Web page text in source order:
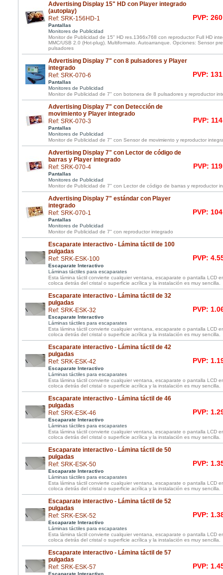
Advertising Display 15" HD con Player integrado
(autoplay)
Ref: SRK-156HD-1
Pantallas
Monitores de Publicidad
PVP:
Monitor de Publicidad de 15" HD res.1366x768 con reproductor Full HD
MMC/USB 2.0 (Hot-plug). Multiformato. Autoarranque. Opciones: Sensor
pulsadores
Advertising Display 7" con 8 pulsadores y Player
integrado
Ref: SRK-070-6
Pantallas
Monitores de Publicidad
PVP:
Monitor de Publicidad de 7" con botonera de 8 pulsadores y reproductor
Advertising Display 7" con Detección de
movimiento y Player integrado
Ref: SRK-070-3
Pantallas
Monitores de Publicidad
PVP:
Monitor de Publicidad de 7" con Sensor de movimiento y reproductor
Advertising Display 7" con Lector de código de
barras y Player integrado
Ref: SRK-070-4
Pantallas
Monitores de Publicidad
PVP:
Monitor de Publicidad de 7" con Lector de código de barras y reproductor
Advertising Display 7" estándar con Player
integrado
Ref: SRK-070-1
Pantallas
Monitores de Publicidad
PVP:
Monitor de Publicidad de 7" con reproductor integrado
Escaparate interactivo - Lámina táctil de 100
pulgadas
Ref: SRK-ESK-100
Escaparate Interactivo
Láminas táctiles para escaparates
PVP:
Esta lámina táctil convierte cualquier ventana, escaparate o pantalla LCD
coloca detrás del cristal o superficie acrílica y la instalación es muy sencilla.
Escaparate interactivo - Lámina táctil de 32
pulgadas
Ref: SRK-ESK-32
Escaparate Interactivo
Láminas táctiles para escaparates
PVP:
Esta lámina táctil convierte cualquier ventana, escaparate o pantalla LCD
coloca detrás del cristal o superficie acrílica y la instalación es muy sencilla.
Escaparate interactivo - Lámina táctil de 42
pulgadas
Ref: SRK-ESK-42
Escaparate Interactivo
Láminas táctiles para escaparates
PVP:
Esta lámina táctil convierte cualquier ventana, escaparate o pantalla LCD
coloca detrás del cristal o superficie acrílica y la instalación es muy sencilla.
Escaparate interactivo - Lámina táctil de 46
pulgadas
Ref: SRK-ESK-46
Escaparate Interactivo
Láminas táctiles para escaparates
PVP:
Esta lámina táctil convierte cualquier ventana, escaparate o pantalla LCD
coloca detrás del cristal o superficie acrílica y la instalación es muy sencilla.
Escaparate interactivo - Lámina táctil de 50
pulgadas
Ref: SRK-ESK-50
Escaparate Interactivo
Láminas táctiles para escaparates
PVP:
Esta lámina táctil convierte cualquier ventana, escaparate o pantalla LCD
coloca detrás del cristal o superficie acrílica y la instalación es muy sencilla.
Escaparate interactivo - Lámina táctil de 52
pulgadas
Ref: SRK-ESK-52
Escaparate Interactivo
Láminas táctiles para escaparates
PVP:
Esta lámina táctil convierte cualquier ventana, escaparate o pantalla LCD
coloca detrás del cristal o superficie acrílica y la instalación es muy sencilla.
Escaparate interactivo - Lámina táctil de 57
pulgadas
Ref: SRK-ESK-57
Escaparate Interactivo
PVP: